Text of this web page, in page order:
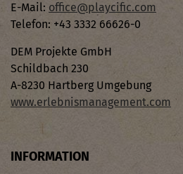
E-Mail: office@playcific.com
Telefon: +43 3332 66626-0
DEM Projekte GmbH
Schildbach 230
A-8230 Hartberg Umgebung
www.erlebnismanagement.com
INFORMATION